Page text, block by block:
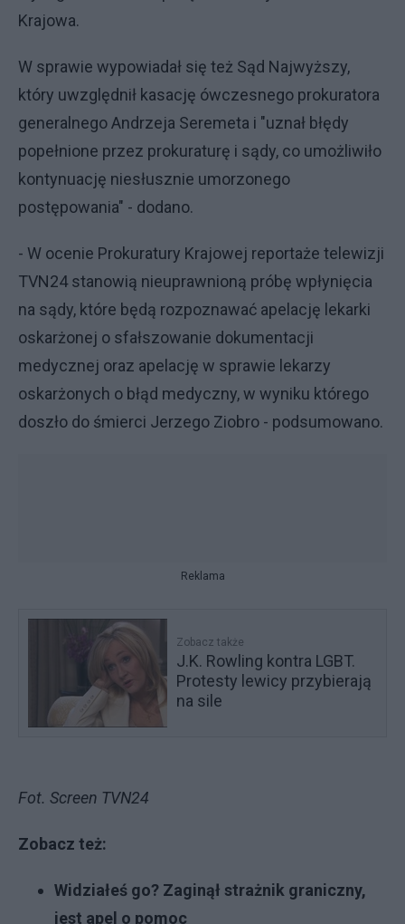
Krajowa.
W sprawie wypowiadał się też Sąd Najwyższy,
który uwzględnił kasację ówczesnego prokuratora
generalnego Andrzeja Seremeta i "uznał błędy
popełnione przez prokuraturę i sądy, co umożliwiło
kontynuację niesłusznie umorzonego
postępowania" - dodano.
- W ocenie Prokuratury Krajowej reportaże telewizji
TVN24 stanowią nieuprawnioną próbę wpłynięcia
na sądy, które będą rozpoznawać apelację lekarki
oskarżonej o sfałszowanie dokumentacji
medycznej oraz apelację w sprawie lekarzy
oskarżonych o błąd medyczny, w wyniku którego
doszło do śmierci Jerzego Ziobro - podsumowano.
Reklama
Zobacz także
J.K. Rowling kontra LGBT.
Protesty lewicy przybierają
na sile
Fot. Screen TVN24
Zobacz też:
Widziałeś go? Zaginął strażnik graniczny,
jest apel o pomoc